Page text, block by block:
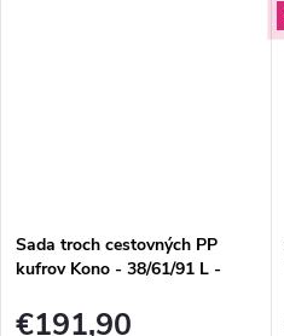
Sada troch cestovných PP
kufrov Kono - 38/61/91 L -
€191,90